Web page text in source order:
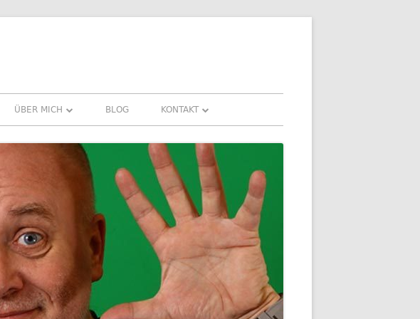
ÜBER MICH
REFERENZEN ERFAHRUNGEN UND
NEWSLETTER
BLOG KONTAKT
DOWNLOADS
FAQ
DATENSCHUTZ
IMPRESSUM